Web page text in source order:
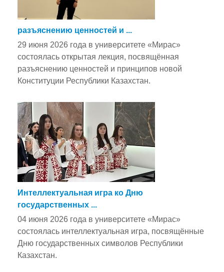
разъяснению ценностей и ...
29 июня 2026 года в университете «Мирас»
состоялась открытая лекция, посвящённая
разъяснению ценностей и принципов новой
Конституции Республики Казахстан.
Интеллектуальная игра ко Дню
государственных ...
04 июня 2026 года в университете «Мирас»
состоялась интеллектуальная игра, посвящённые
Дню государственных символов Республики
Казахстан.